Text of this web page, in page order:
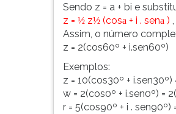
Sendo z = a + bi e
z = ½ z½ (cosa + i . sena )
Assim, o número
z = 2(cos60º + i.sen60º)
Exemplos:
z = 10(cos30º + i.sen30º)
w = 2(cos0º + i.sen0º) =
r = 5(cos90º + i . sen90º)